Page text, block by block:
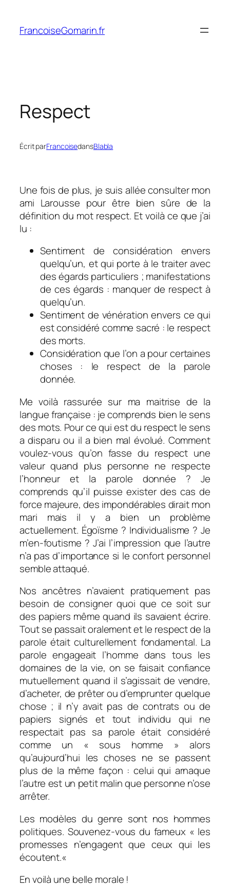
contenu
FrancoiseGomarin.fr
Respect
Écrit parFrancoisedansBlabla
Une fois de plus, je suis allée consulter mon
ami Larousse pour être bien sûre de la
définition du mot respect. Et voilà ce que j’ai
lu :
Sentiment de considération envers
quelqu’un, et qui porte à le traiter avec
des égards particuliers ; manifestations
de ces égards : manquer de respect à
quelqu’un.
Sentiment de vénération envers ce qui
est considéré comme sacré : le respect
des morts.
Considération que l’on a pour certaines
choses : le respect de la parole
donnée.
Me voilà rassurée sur ma maitrise de la
langue française : je comprends bien le sens
des mots. Pour ce qui est du respect le sens
a disparu ou il a bien mal évolué. Comment
voulez-vous qu’on fasse du respect une
valeur quand plus personne ne respecte
l’honneur et la parole donnée ? Je
comprends qu’il puisse exister des cas de
force majeure, des impondérables dirait mon
mari mais il y a bien un problème
actuellement. Égoïsme ? Individualisme ? Je
m’en-foutisme ? J’ai l’impression que l’autre
n’a pas d’importance si le confort personnel
semble attaqué.
Nos ancêtres n’avaient pratiquement pas
besoin de consigner quoi que ce soit sur
des papiers même quand ils savaient écrire.
Tout se passait oralement et le respect de la
parole était culturellement fondamental. La
parole engageait l’homme dans tous les
domaines de la vie, on se faisait confiance
mutuellement quand il s’agissait de vendre,
d’acheter, de prêter ou d’emprunter quelque
chose ; il n’y avait pas de contrats ou de
papiers signés et tout individu qui ne
respectait pas sa parole était considéré
comme un « sous homme » alors
qu’aujourd’hui les choses ne se passent
plus de la même façon : celui qui arnaque
l’autre est un petit malin que personne n’ose
arrêter.
Les modèles du genre sont nos hommes
politiques. Souvenez-vous du fameux « les
promesses n’engagent que ceux qui les
écoutent.«
En voilà une belle morale !